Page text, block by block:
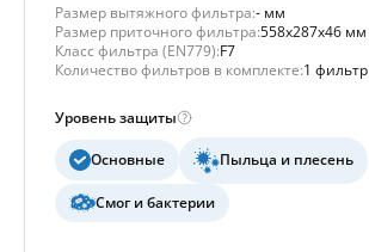
Размер вытяжного фильтра:- мм
Размер приточного фильтра:558x287x46 мм
Класс фильтра (EN779):F7
Количество фильтров в комплекте:1 фильтр
Уровень защиты
Основные Пыльца и плесень
Смог и бактерии